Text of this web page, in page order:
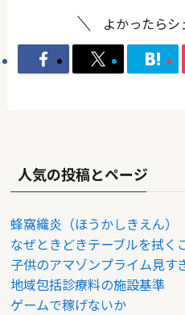
よかったらシ
人気の投稿とページ
蜂窩織炎（ほうかしきえん）
なぜときどきテーブルを拭く
子供のアマゾンプライム見
地域包括診療料の施設基準
ゲームで稼げないか